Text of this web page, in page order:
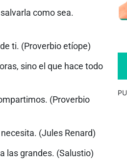
como sea.
ti. (Proverbio etíope)
sino el que hace todo
(Proverbio
(Jules Renard)
las grandes. (Salustio)